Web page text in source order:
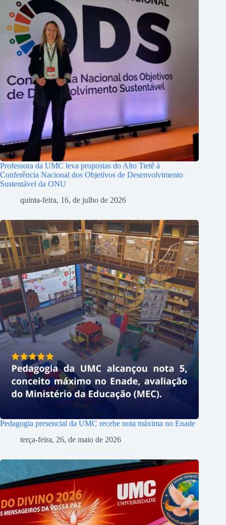
Professora da UMC leva propostas do Alto Tietê à
Conferência Nacional dos Objetivos de Desenvolvimento
Sustentável da ONU
quinta-feira, 16, de julho de 2026
Pedagogia presencial da UMC recebe nota máxima no Enade
terça-feira, 26, de maio de 2026